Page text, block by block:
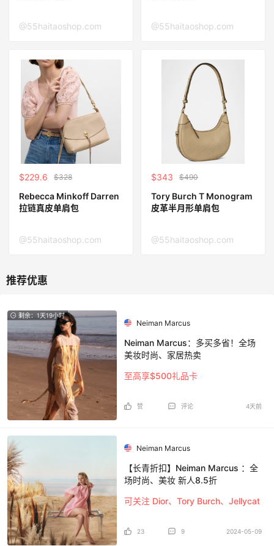
@55haitaoshop.com @55haitaoshop.com
$229.6 $328
Rebecca Minkoff Darren
拉链真皮单肩包
@55haitaoshop.com
$343 $490
Tory Burch T Monogram
皮革半月形单肩包
@55haitaoshop.com
剩余：1天19小时
Neiman Marcus
Neiman Marcus：多买多省！全场
美妆时尚、家居热卖
至高享$500礼品卡
赞 评论 4天前
Neiman Marcus
【长青折扣】Neiman Marcus ：全
场时尚、美妆 新人8.5折
可关注 Dior、Tory Burch、Jellycat
23 9 2024-05-09